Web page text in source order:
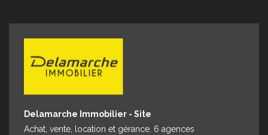
Delamarche Immobilier - Site
Achat, vente, location et gérance. 6 agences